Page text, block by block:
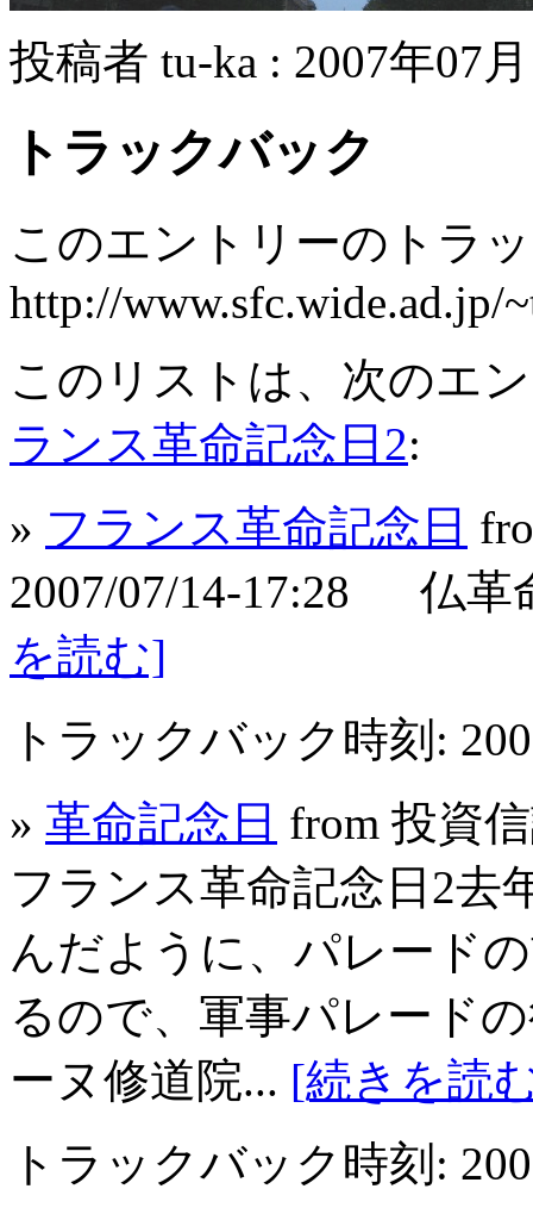
投稿者 tu-ka : 2007年07
トラックバック
このエントリーのトラ
http://www.sfc.wide.ad.jp/
このリストは、次のエ
ランス革命記念日2:
» フランス革命記念日
2007/07/14-17:28 仏革
を読む]
トラックバック時刻:
» 革命記念日 from 投資
フランス革命記念日2去
んだように、パレード
るので、軍事パレード
ーヌ修道院... [続きを読
トラックバック時刻: